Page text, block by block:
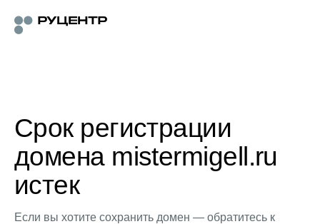
Срок регистрации
домена mistermigell.ru
истек
Если вы хотите сохранить домен — обратитесь к